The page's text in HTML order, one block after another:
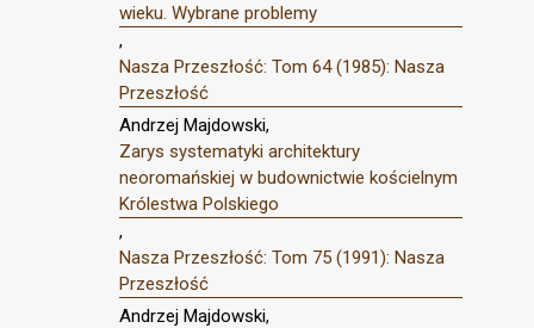
wieku. Wybrane problemy
,
Nasza Przeszłość: Tom 64 (1985): Nasza
Przeszłość
Andrzej Majdowski,
Zarys systematyki architektury
neoromańskiej w budownictwie kościelnym
Królestwa Polskiego
,
Nasza Przeszłość: Tom 75 (1991): Nasza
Przeszłość
Andrzej Majdowski,